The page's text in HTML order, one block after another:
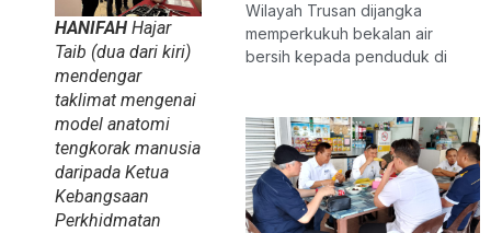
HANIFAH Hajar
Taib (dua dari kiri)
mendengar
taklimat mengenai
model anatomi
tengkorak manusia
daripada Ketua
Kebangsaan
Perkhidmatan
Wilayah Trusan dijangka
memperkukuh bekalan air
bersih kepada penduduk di